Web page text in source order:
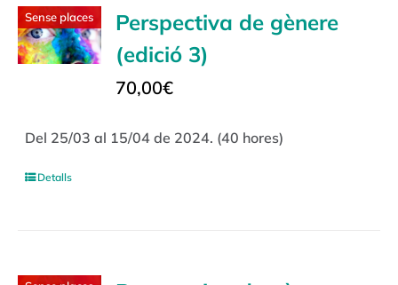
Sense places
Perspectiva de gènere
(edició 3)
70,00€
Del 25/03 al 15/04 de 2024. (40 hores)
Detalls